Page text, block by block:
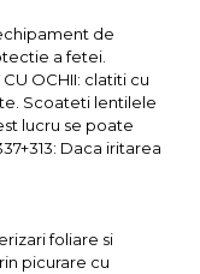
de
a fetei.
CU OCHII: clatiti cu
Scoateti lentilele
lucru se poate
Daca iritarea
foliare si
picurare cu